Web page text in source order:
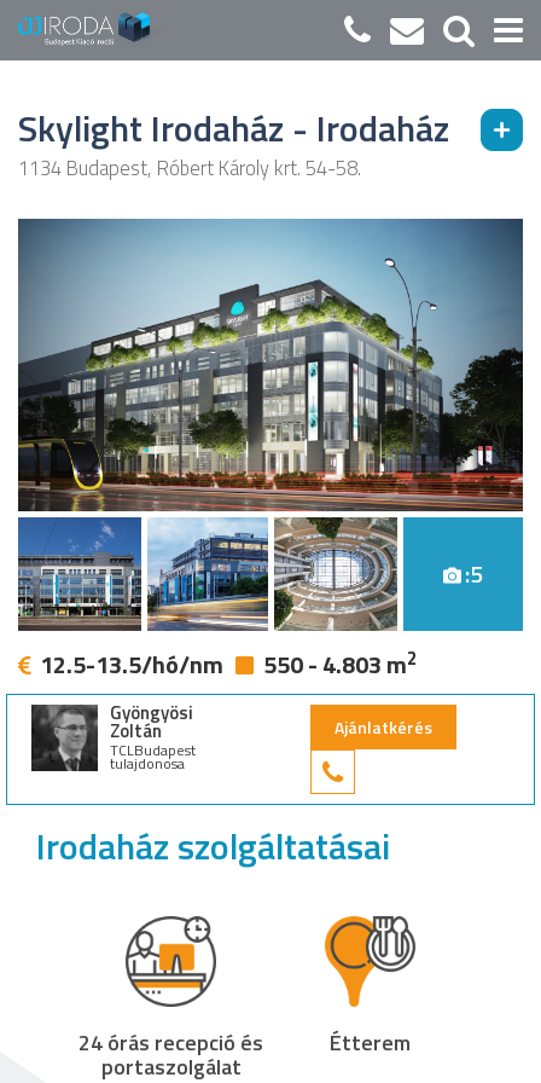
Skylight Irodaház - Irodaház
1134 Budapest, Róbert Károly krt. 54-58.
:5
12.5-13.5/hó/nm 550 - 4.803 m2
Gyöngyösi
Zoltán
TCLBudapest
tulajdonosa
Ajánlatkérés
Irodaház szolgáltatásai
24 órás recepció és
portaszolgálat
Étterem